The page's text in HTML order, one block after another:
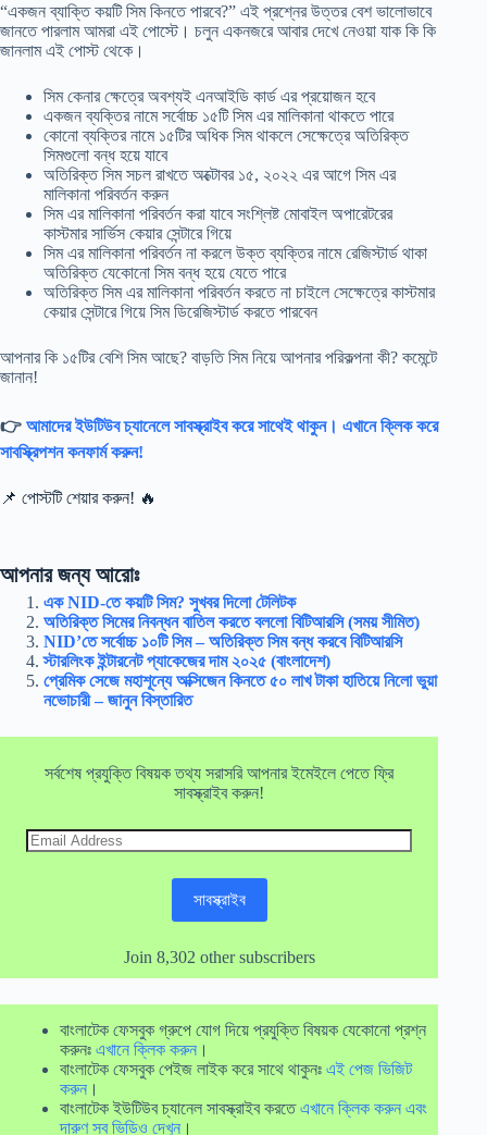
“একজন ব্যাক্তি কয়টি সিম কিনতে পারবে?” এই প্রশ্নের উত্তর বেশ ভালোভাবে
জানতে পারলাম আমরা এই পোস্টে। চলুন একনজরে আবার দেখে নেওয়া যাক কি কি
জানলাম এই পোস্ট থেকে।
সিম কেনার ক্ষেত্রে অবশ্যই এনআইডি কার্ড এর প্রয়োজন হবে
একজন ব্যক্তির নামে সর্বোচ্চ ১৫টি সিম এর মালিকানা থাকতে পারে
কোনো ব্যক্তির নামে ১৫টির অধিক সিম থাকলে সেক্ষেত্রে অতিরিক্ত
সিমগুলো বন্ধ হয়ে যাবে
অতিরিক্ত সিম সচল রাখতে অক্টোবর ১৫, ২০২২ এর আগে সিম এর
মালিকানা পরিবর্তন করুন
সিম এর মালিকানা পরিবর্তন করা যাবে সংশ্লিষ্ট মোবাইল অপারেটরের
কাস্টমার সার্ভিস কেয়ার সেন্টারে গিয়ে
সিম এর মালিকানা পরিবর্তন না করলে উক্ত ব্যক্তির নামে রেজিস্টার্ড থাকা
অতিরিক্ত যেকোনো সিম বন্ধ হয়ে যেতে পারে
অতিরিক্ত সিম এর মালিকানা পরিবর্তন করতে না চাইলে সেক্ষেত্রে কাস্টমার
কেয়ার সেন্টারে গিয়ে সিম ডিরেজিস্টার্ড করতে পারবেন
আপনার কি ১৫টির বেশি সিম আছে? বাড়তি সিম নিয়ে আপনার পরিকল্পনা কী? কমেন্টে
জানান!
👉 আমাদের ইউটিউব চ্যানেলে সাবস্ক্রাইব করে সাথেই থাকুন। এখানে ক্লিক করে
সাবস্ক্রিপশন কনফার্ম করুন!
📌 পোস্টটি শেয়ার করুন! 🔥
আপনার জন্য আরোঃ
এক NID-তে কয়টি সিম? সুখবর দিলো টেলিটক
অতিরিক্ত সিমের নিবন্ধন বাতিল করতে বললো বিটিআরসি (সময় সীমিত)
NID’তে সর্বোচ্চ ১০টি সিম – অতিরিক্ত সিম বন্ধ করবে বিটিআরসি
স্টারলিংক ইন্টারনেট প্যাকেজের দাম ২০২৫ (বাংলাদেশ)
প্রেমিক সেজে মহাশূন্যে অক্সিজেন কিনতে ৫০ লাখ টাকা হাতিয়ে নিলো ভুয়া
নভোচারী – জানুন বিস্তারিত
সর্বশেষ প্রযুক্তি বিষয়ক তথ্য সরাসরি আপনার ইমেইলে পেতে ফ্রি
সাবস্ক্রাইব করুন!
Email
Address
সাবস্ক্রাইব
Join 8,302 other subscribers
বাংলাটেক ফেসবুক গ্রুপে যোগ দিয়ে প্রযুক্তি বিষয়ক যেকোনো প্রশ্ন
করুনঃ এখানে ক্লিক করুন ।
বাংলাটেক ফেসবুক পেইজ লাইক করে সাথে থাকুনঃ এই পেজ ভিজিট
করুন ।
বাংলাটেক ইউটিউব চ্যানেল সাবস্ক্রাইব করতেএখানে ক্লিক করুন এবং
দারুণ সব ভিডিও দেখুন ।